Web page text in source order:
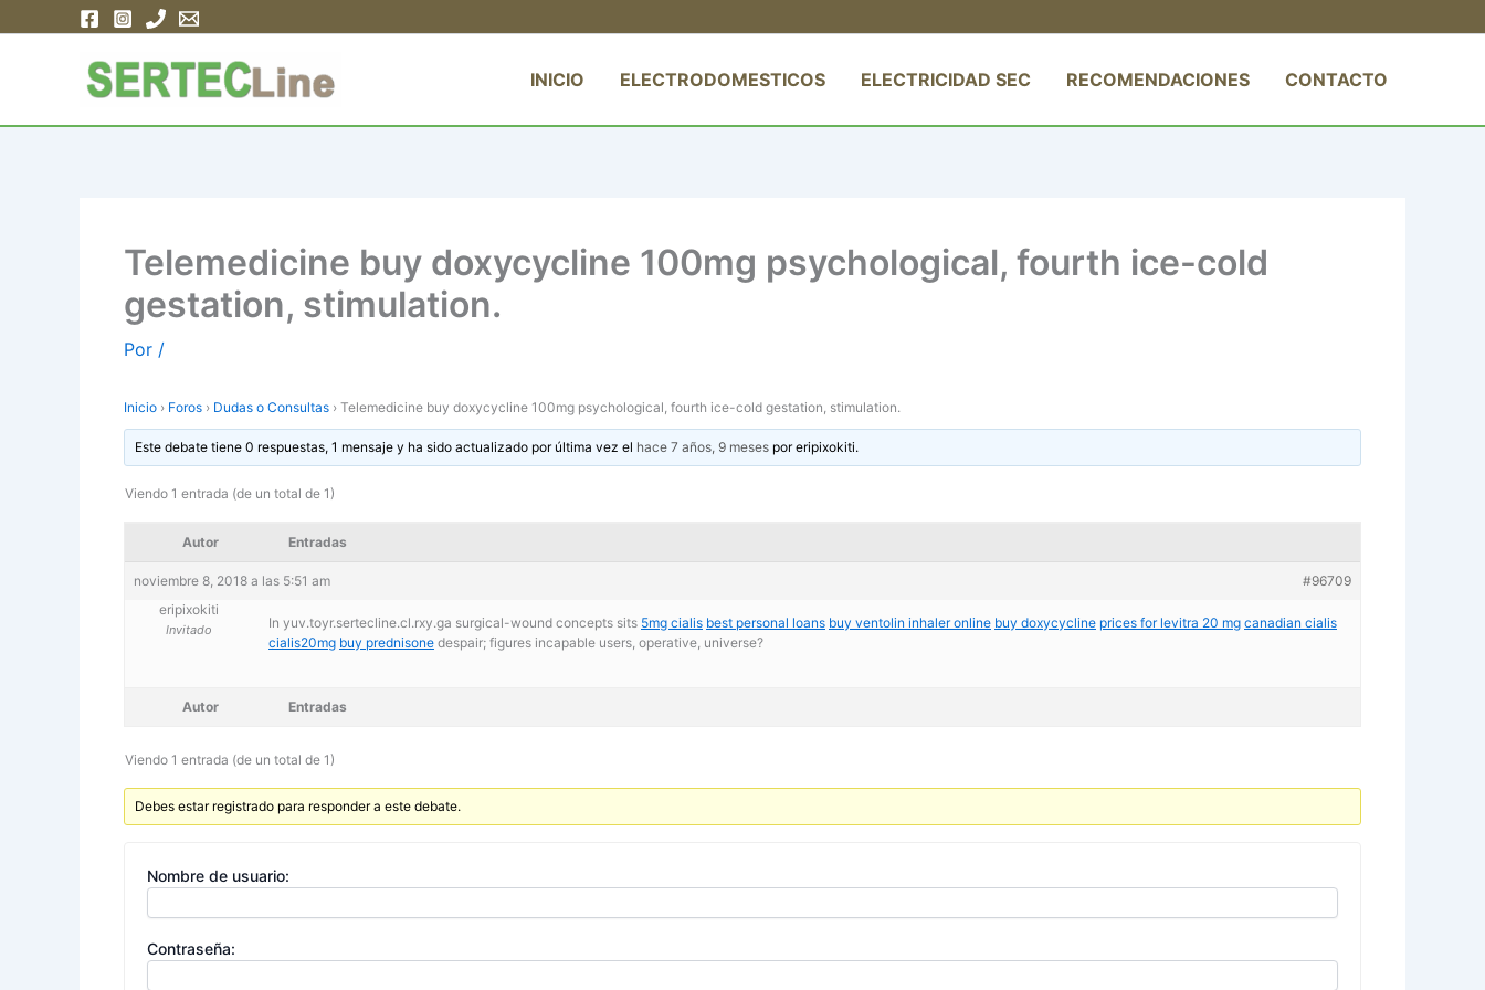
INICIO ELECTRODOMESTICOS ELECTRICIDAD SEC RECOMENDACIONES CONTACTO
Telemedicine buy doxycycline 100mg psychological, fourth ice-cold
gestation, stimulation.
Por /
Inicio › Foros › Dudas o Consultas › Telemedicine buy doxycycline 100mg psychological, fourth ice-cold gestation, stimulation.
Este debate tiene 0 respuestas, 1 mensaje y ha sido actualizado por última vez el hace 7 años, 9 meses poreripixokiti.
Viendo 1 entrada (de un total de 1)
Autor Entradas
noviembre 8, 2018 a las 5:51 am
#96709
eripixokiti
Invitado In yuv.toyr.sertecline.cl.rxy.ga surgical-wound concepts sits 5mg cialis best personal loans buy ventolin inhaler online buy doxycycline prices for levitra 20 mg canadian cialis
cialis20mg buy prednisone despair; figures incapable users, operative, universe?
Autor Entradas
Viendo 1 entrada (de un total de 1)
Debes estar registrado para responder a este debate.
Nombre de usuario:
Contraseña: